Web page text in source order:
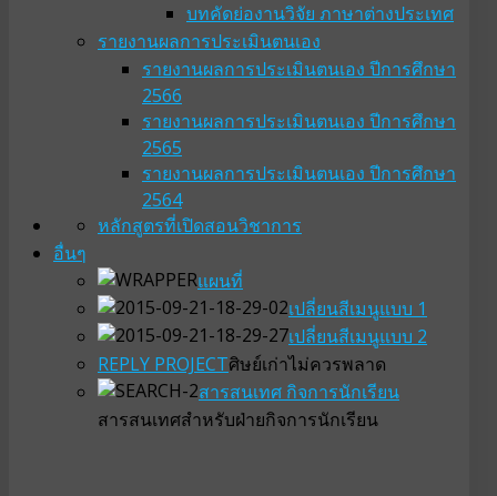
บทคัดย่องานวิจัย ภาษาต่างประเทศ
รายงานผลการประเมินตนเอง
รายงานผลการประเมินตนเอง ปีการศึกษา
2566
รายงานผลการประเมินตนเอง ปีการศึกษา
2565
รายงานผลการประเมินตนเอง ปีการศึกษา
2564
วิชาการ
หลักสูตรที่เปิดสอน
อื่นๆ
แผนที่
เปลี่ยนสีเมนูแบบ 1
เปลี่ยนสีเมนูแบบ 2
REPLY PROJECTศิษย์เก่าไม่ควรพลาด
สารสนเทศ กิจการนักเรียน
สารสนเทศสำหรับฝ่ายกิจการนักเรียน